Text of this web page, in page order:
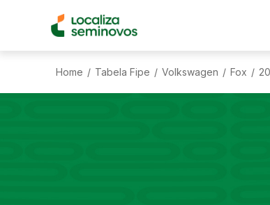
Home / Tabela Fipe / Volkswagen / Fox /